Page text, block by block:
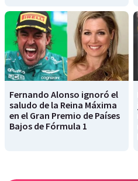
Fernando Alonso ignoró el
saludo de la Reina Máxima
en el Gran Premio de Países
Bajos de Fórmula 1